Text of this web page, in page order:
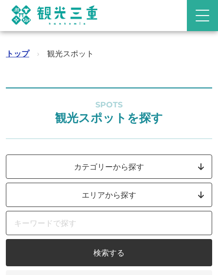
トップ › 観光スポット
SPOTS
観光スポットを探す
カテゴリーから探す
エリアから探す
検索する